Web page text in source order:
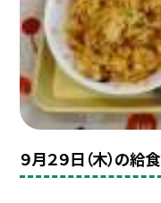
９月２９日（木）の給食